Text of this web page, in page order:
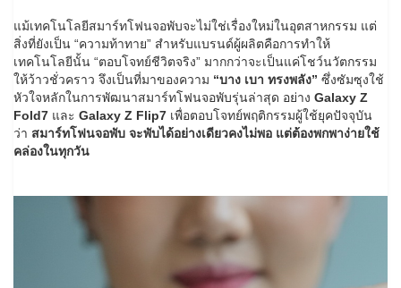
แม้เทคโนโลยีสมาร์ทโฟนจอพับจะไม่ใช่เรื่องใหม่ในอุตสาหกรรม แต่
สิ่งที่ยังเป็น “ความท้าทาย” สำหรับแบรนด์ผู้ผลิตคือการทำให้
เทคโนโลยีนั้น “ตอบโจทย์ชีวิตจริง” มากกว่าจะเป็นแค่โชว์นวัตกรรม
ให้ว้าวชั่วคราว จึงเป็นที่มาของความ “บาง เบา ทรงพลัง” ซึ่งซัมซุงใช้
หัวใจหลักในการพัฒนาสมาร์ทโฟนจอพับรุ่นล่าสุด อย่าง Galaxy Z
Fold7 และ Galaxy Z Flip7 เพื่อตอบโจทย์พฤติกรรมผู้ใช้ยุคปัจจุบัน
ว่า สมาร์ทโฟนจอพับ จะพับได้อย่างเดียวคงไม่พอ แต่ต้องพกพาง่ายใช้
คล่องในทุกวัน